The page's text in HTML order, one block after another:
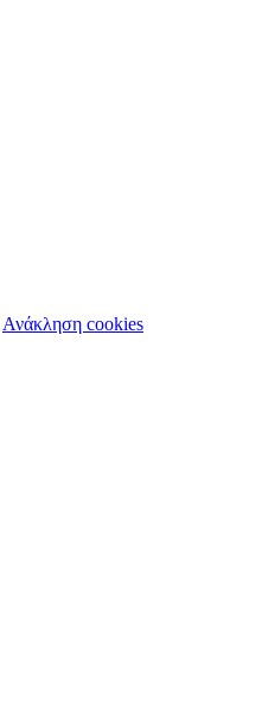
Ανάκληση cookies